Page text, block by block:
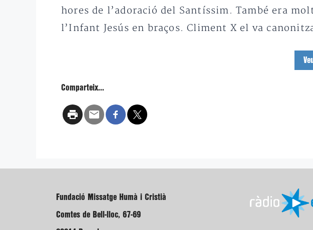
hores de l’adoració del Santíssim. També era
l’Infant Jesús en braços. Climent X el va
Comparteix...
Fundació Missatge Humà i Cristià
Comtes de Bell-lloc, 67-69